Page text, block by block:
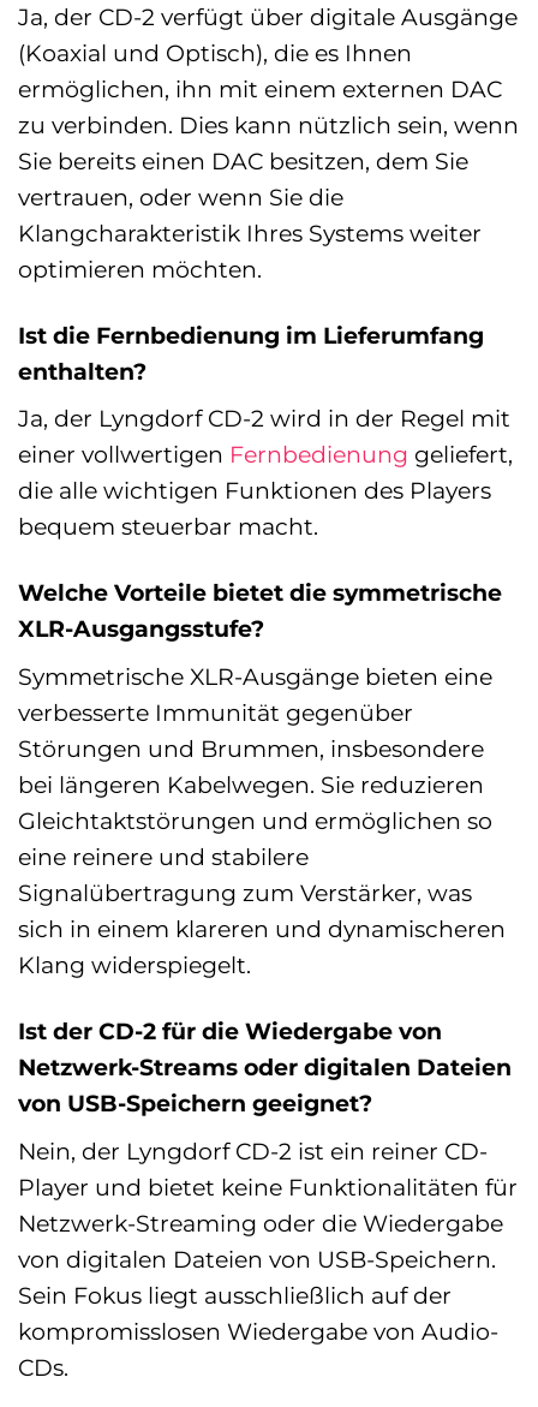
Ja, der CD-2 verfügt über digitale Ausgänge
(Koaxial und Optisch), die es Ihnen
ermöglichen, ihn mit einem externen DAC
zu verbinden. Dies kann nützlich sein, wenn
Sie bereits einen DAC besitzen, dem Sie
vertrauen, oder wenn Sie die
Klangcharakteristik Ihres Systems weiter
optimieren möchten.
Ist die Fernbedienung im Lieferumfang
enthalten?
Ja, der Lyngdorf CD-2 wird in der Regel mit
einer vollwertigen Fernbedienung geliefert,
die alle wichtigen Funktionen des Players
bequem steuerbar macht.
Welche Vorteile bietet die symmetrische
XLR-Ausgangsstufe?
Symmetrische XLR-Ausgänge bieten eine
verbesserte Immunität gegenüber
Störungen und Brummen, insbesondere
bei längeren Kabelwegen. Sie reduzieren
Gleichtaktstörungen und ermöglichen so
eine reinere und stabilere
Signalübertragung zum Verstärker, was
sich in einem klareren und dynamischeren
Klang widerspiegelt.
Ist der CD-2 für die Wiedergabe von
Netzwerk-Streams oder digitalen Dateien
von USB-Speichern geeignet?
Nein, der Lyngdorf CD-2 ist ein reiner CD-
Player und bietet keine Funktionalitäten für
Netzwerk-Streaming oder die Wiedergabe
von digitalen Dateien von USB-Speichern.
Sein Fokus liegt ausschließlich auf der
kompromisslosen Wiedergabe von Audio-
CDs.